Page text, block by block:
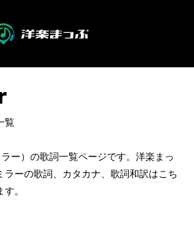
覧
ー）の歌詞一覧ページです。洋楽まっ
ラーの歌詞、カタカナ、歌詞和訳はこち
。